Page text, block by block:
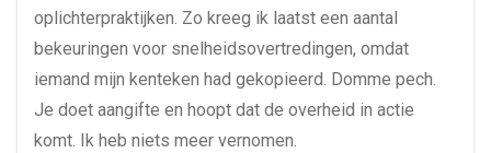
oplichterpraktijken. Zo kreeg ik laatst een aantal
bekeuringen voor snelheidsovertredingen, omdat
iemand mijn kenteken had gekopieerd. Domme pech.
Je doet aangifte en hoopt dat de overheid in actie
komt. Ik heb niets meer vernomen.